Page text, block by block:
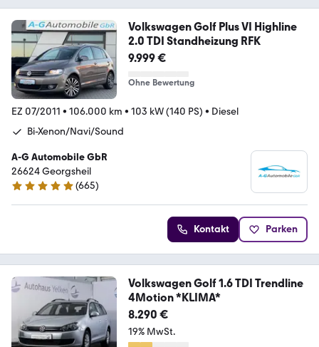
Volkswagen Golf Plus VI Highline
2.0 TDI Standheizung RFK
9.999 €
Ohne Bewertung
EZ 07/2011 • 106.000 km • 103 kW (140 PS) • Diesel
Bi-Xenon/Navi/Sound
A-G Automobile GbR
26624 Georgsheil
4.9 Sterne
(665)
Kontakt Parken
Volkswagen Golf 1.6 TDI Trendline
4Motion *KLIMA*
8.290 €
19% MwSt.